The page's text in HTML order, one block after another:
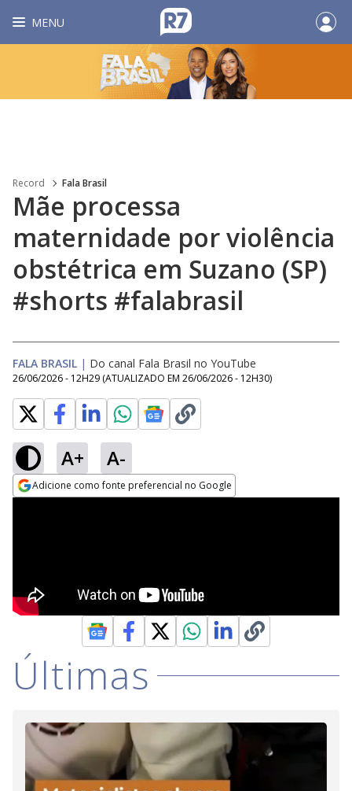
MENU
Record Fala Brasil
Mãe processa
maternidade por violência
obstétrica em Suzano (SP)
#shorts #falabrasil
FALA BRASIL | Do canal Fala Brasil no YouTube
26/06/2026 - 12H29 (ATUALIZADO EM 26/06/2026 - 12H30)
A+ A-
Adicione como fonte preferencial no Google
Últimas